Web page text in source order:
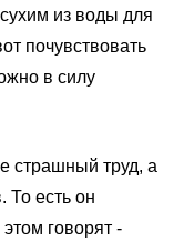
из воды для
почувствовать
в силу
страшный труд, а
То есть он
говорят -